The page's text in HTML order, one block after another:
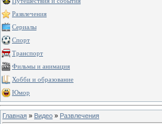
Развлечения
Сериалы
Спорт
Транспорт
Фильмы и анимация
Хобби и образование
Юмор
Главная » Видео » Развлечения